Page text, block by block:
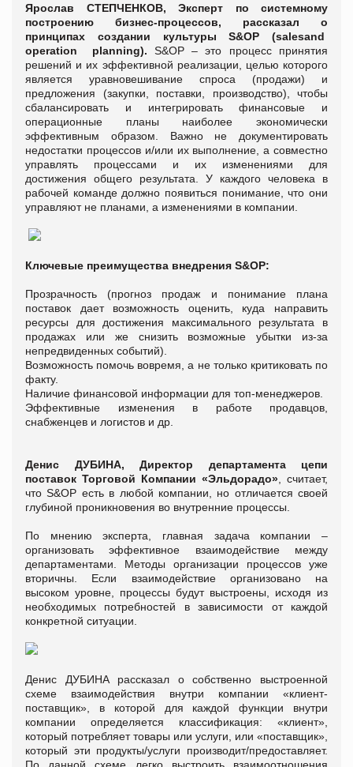
Ярослав СТЕПЧЕНКОВ, Эксперт по системному
построению бизнес-процессов, рассказал о
принципах создании культурыS&OP (salesand
operation
planning). S&OP – это процесс принятия
решений и их эффективной реализации, целью которого
является уравновешивание спроса (продажи) и
предложения (закупки, поставки, производство), чтобы
сбалансировать и интегрировать финансовые и
операционные планы наиболее экономически
эффективным образом. Важно не документировать
недостатки процессов и/или их выполнение, а совместно
управлять процессами и их изменениями для
достижения общего результата. У каждого человека в
рабочей команде должно появиться понимание, что они
управляют не планами, а изменениями в компании.
Ключевые преимущества внедрения S&OP:
Прозрачность (прогноз продаж и понимание плана
поставок дает возможность оценить, куда направить
ресурсы для достижения максимального результата в
продажах или же снизить возможные убытки из-за
непредвиденных событий).
Возможность помочь вовремя, а не только критиковать по
факту.
Наличие финансовой информации для топ-менеджеров.
Эффективные изменения в работе продавцов,
снабженцев и логистов и др.
Денис ДУБИНА, Директор департамента цепи
поставок Торговой Компании «Эльдорадо» , считает,
что S&OP есть в любой компании, но отличается своей
глубиной проникновения во внутренние процессы.
По мнению эксперта, главная задача компании –
организовать эффективное взаимодействие между
департаментами. Методы организации процессов уже
вторичны. Если взаимодействие организовано на
высоком уровне, процессы будут выстроены, исходя из
необходимых потребностей в зависимости от каждой
конкретной ситуации.
Денис ДУБИНА рассказал о собственно выстроенной
схеме взаимодействия внутри компании «клиент-
поставщик», в которой для каждой функции внутри
компании определяется классификация: «клиент»,
который потребляет товары или услуги, или «поставщик»,
который эти продукты/услуги производит/предоставляет.